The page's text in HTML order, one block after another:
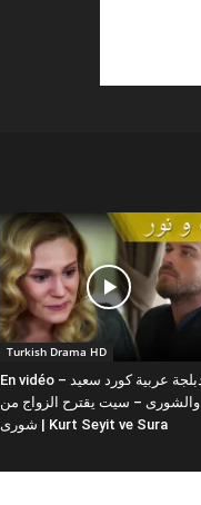
Turkish Drama HD
En vidéo – دبلجة عربية كورد سعيد
والشورى – سيت يقترح الزواج من
شورى | Kurt Seyit ve Sura